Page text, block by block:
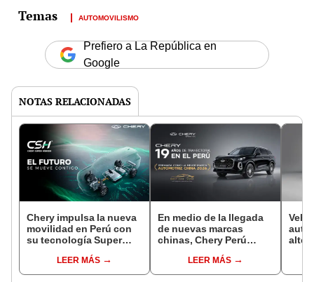
AUTOMOVILISMO
Prefiero a La República en
Google
NOTAS RELACIONADAS
Chery impulsa la nueva
movilidad en Perú con
su tecnología Super
LEER MÁS
En medio de la llegada
de nuevas marcas
chinas, Chery Perú
con 19 años de
trayectoria y
LEER MÁS